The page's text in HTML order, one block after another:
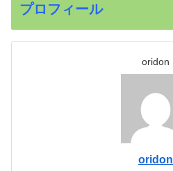
プロフィール
oridon
oridon